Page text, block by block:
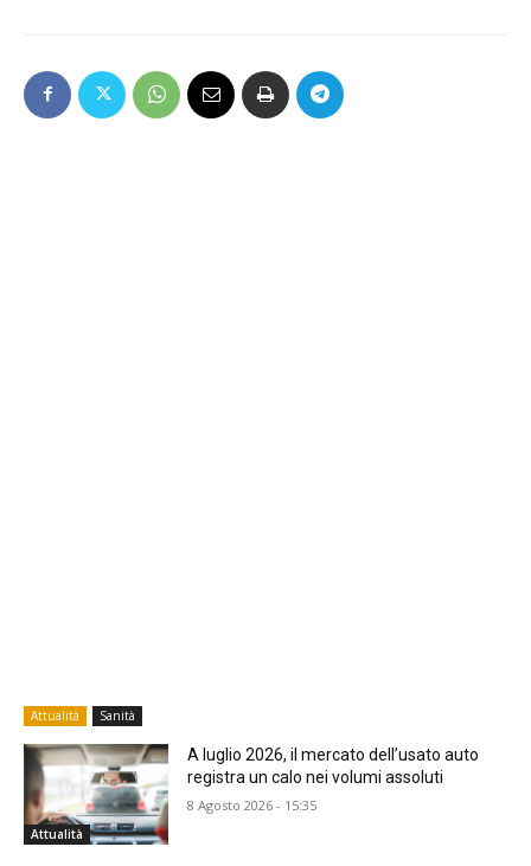
Attualità Sanità
Attualità
A luglio 2026, il mercato dell’usato auto
registra un calo nei volumi assoluti
8 Agosto 2026 - 15:35